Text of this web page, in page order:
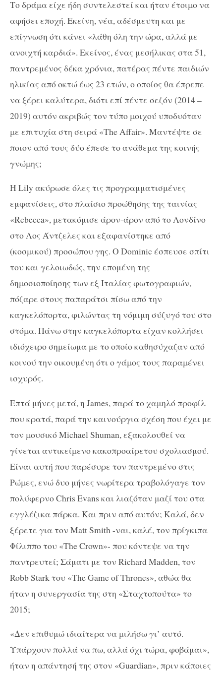
Το δράμα είχε ήδη συντελεστεί και ήταν έτοιμο να
αφήσει εποχή. Εκείνη, νέα, αδέσμευτη και με
επίγνωση ότι κάνει «λάθη όλη την ώρα, αλλά με
ανοιχτή καρδιά». Εκείνος, ένας μεσήλικας στα 51,
παντρεμένος δέκα χρόνια, πατέρας πέντε παιδιών
ηλικίας από οκτώ έως 23 ετών, ο οποίος θα έπρεπε
να ξέρει καλύτερα, διότι επί πέντε σεζόν (2014 –
2019) αυτόν ακριβώς τον τύπο μοιχού υποδυόταν
με επιτυχία στη σειρά «The Affair». Μαντέψτε σε
ποιον από τους δύο έπεσε το ανάθεμα της κοινής
γνώμης;
Η Lily ακύρωσε όλες τις προγραμματισμένες
εμφανίσεις, στο πλαίσιο προώθησης της ταινίας
«Rebecca», μετακόμισε άρον-άρον από το Λονδίνο
στο Λος Άντζελες και εξαφανίστηκε από
(κοσμικού) προσώπου γης. Ο Dominic έσπευσε σπίτι
του και γελοιωδώς, την επομένη της
δημοσιοποίησης των εξ Ιταλίας φωτογραφιών,
πόζαρε στους παπαράτσι πίσω από την
καγκελόπορτα, φιλώντας τη νόμιμη σύζυγό του στο
στόμα. Πάνω στην καγκελόπορτα είχαν κολλήσει
ιδιόχειρο σημείωμα με το οποίο καθησύχαζαν από
κοινού την οικουμένη ότι ο γάμος τους παραμένει
ισχυρός.
Επτά μήνες μετά, η James, παρά το χαμηλό προφίλ
που κρατά, παρά την καινούργια σχέση που έχει με
τον μουσικό Michael Shuman, εξακολουθεί να
γίνεται αντικείμενο κακοπροαίρετου σχολιασμού.
Είναι αυτή που παρέσυρε τον παντρεμένο στις
Ρώμες, ενώ δυο μήνες νωρίτερα τραβολόγαγε τον
πολύφερνο Chris Evans και λιαζόταν μαζί του στα
εγγλέζικα πάρκα. Και πριν από αυτόν; Καλά, δεν
ξέρετε για τον Matt Smith -ναι, καλέ, τον πρίγκιπα
Φίλιππο του «The Crown»- που κόντεψε να την
παντρευτεί; Σάματι με τον Richard Madden, τον
Robb Stark του «The Game of Thrones», αθώα θα
ήταν η συνεργασία της στη «Σταχτοπούτα» το
2015;
«Δεν επιθυμώ ιδιαίτερα να μιλήσω γι’ αυτό.
Υπάρχουν πολλά να πω, αλλά όχι τώρα, φοβάμαι»,
ήταν η απάντησή της στον «Guardian», πριν κάποιες